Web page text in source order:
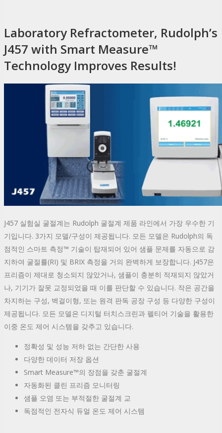
Laboratory Refractometer, Rudolph’s
J457 with Smart Measure™
Technology Improves Results!
J457 실험실 굴절계는 Rudolph 굴절계 제품 라인에서 가장 우수한 기
기입니다. 3가지 모델/구성이 제공됩니다. 모든 모델은 Rudolph의 독
점적인 스마트 측정™ 기술이 탑재되어 있어 샘플 문제를 자동으로 감
지하여 굴절률(RI) 및 BRIX 측정을 거의 완벽하게 보장합니다. J457은
프리즘이 제대로 청소되지 않았거나, 샘플이 충분히 적재되지 않았거
나, 기기가 잘못 교정되었을 때 이를 판단할 수 있습니다. 작은 공간을
차지하는 구성, 벽걸이형, 또는 원격 판독 공장 구성 등 다양한 구성이
제공됩니다. 모든 모델은 디지털 터치스크린과 펠티어 기술을 활용한
이중 온도 제어 시스템을 갖추고 있습니다.
정확성 및 성능 저하 없는 간단한 사용
다양한 데이터 저장 옵션
Smart Measure™의 장점을 갖춘 굴절계
자동화된 클린 프리즘 모니터링
샘플 오염 또는 부적절한 굴절계 교
독점적인 전자식 듀얼 온도 제어 시스템